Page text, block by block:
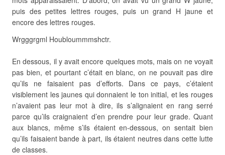
puis des petites lettres rouges, puis un grand H jaune et
encore des lettres rouges.
Wrgggrgml Houbloummmshctr.
En dessous, il y avait encore quelques mots, mais on ne voyait
pas bien, et pourtant c’était en blanc, on ne pouvait pas dire
qu’ils ne faisaient pas d’efforts. Dans ce pays, c’étaient
visiblement les jaunes qui donnaient le ton initial, et les rouges
n’avaient pas leur mot à dire, ils s’alignaient en rang serré
parce qu’ils craignaient d’en prendre pour leur grade. Quant
aux blancs, même s’ils étaient en-dessous, on sentait bien
qu’ils faisaient bande à part, ils étaient neutres dans cette lutte
de classes.